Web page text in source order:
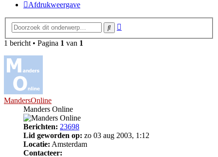
Afdrukweergave
Zoek
1 bericht • Pagina 1 van 1
MandersOnline
Manders Online
Berichten: 23698
Lid geworden op: zo 03 aug 2003, 1:12
Locatie: Amsterdam
Contacteer: